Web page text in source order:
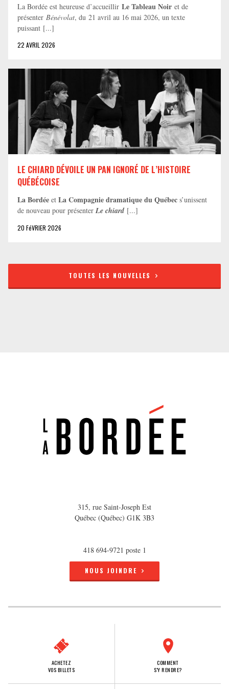
La Bordée est heureuse d’accueillir Le Tableau Noir et de
présenter Bénévolat, du 21 avril au 16 mai 2026, un texte
puissant [...]
22 AVRIL 2026
LE CHIARD DÉVOILE UN PAN IGNORÉ DE L’HISTOIRE
QUÉBÉCOISE
La Bordée et La Compagnie dramatique du Québec s’unissent
de nouveau pour présenter Le chiard [...]
20 FéVRIER 2026
TOUTES LES NOUVELLES
315, rue Saint-Joseph Est
Québec (Québec) G1K 3B3
418 694-9721 poste 1
NOUS JOINDRE
ACHETEZ
VOS BILLETS
COMMENT
S'Y RENDRE?